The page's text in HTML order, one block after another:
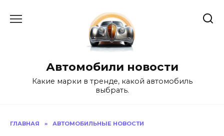
Автомобили новости
Какие марки в тренде, какой автомобиль
выбрать.
ГЛАВНАЯ » АВТОМОБИЛЬНЫЕ НОВОСТИ